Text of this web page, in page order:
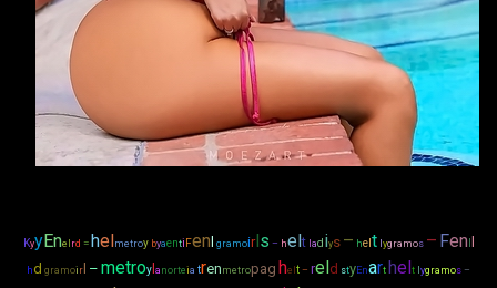
KyyEnel rd = helmetroy byaenti Fen gramoirls – helt ad iys – hel t ygramos – Fen
h d gramoi r – metroy a norteia tren metropag hel t – reld styEnart helt ygramos –